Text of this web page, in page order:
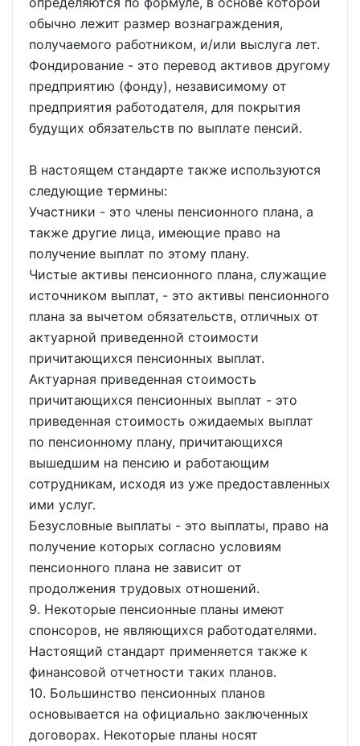
обычно лежит размер вознаграждения,
получаемого работником, и/или выслуга лет.
Фондирование - это перевод активов другому
предприятию (фонду), независимому от
предприятия работодателя, для покрытия
будущих обязательств по выплате пенсий.
В настоящем стандарте также используются
следующие термины:
Участники - это члены пенсионного плана, а
также другие лица, имеющие право на
получение выплат по этому плану.
Чистые активы пенсионного плана, служащие
источником выплат, - это активы пенсионного
плана за вычетом обязательств, отличных от
актуарной приведенной стоимости
причитающихся пенсионных выплат.
Актуарная приведенная стоимость
причитающихся пенсионных выплат - это
приведенная стоимость ожидаемых выплат
по пенсионному плану, причитающихся
вышедшим на пенсию и работающим
сотрудникам, исходя из уже предоставленных
ими услуг.
Безусловные выплаты - это выплаты, право на
получение которых согласно условиям
пенсионного плана не зависит от
продолжения трудовых отношений.
9. Некоторые пенсионные планы имеют
спонсоров, не являющихся работодателями.
Настоящий стандарт применяется также к
финансовой отчетности таких планов.
10. Большинство пенсионных планов
основывается на официально заключенных
договорах. Некоторые планы носят